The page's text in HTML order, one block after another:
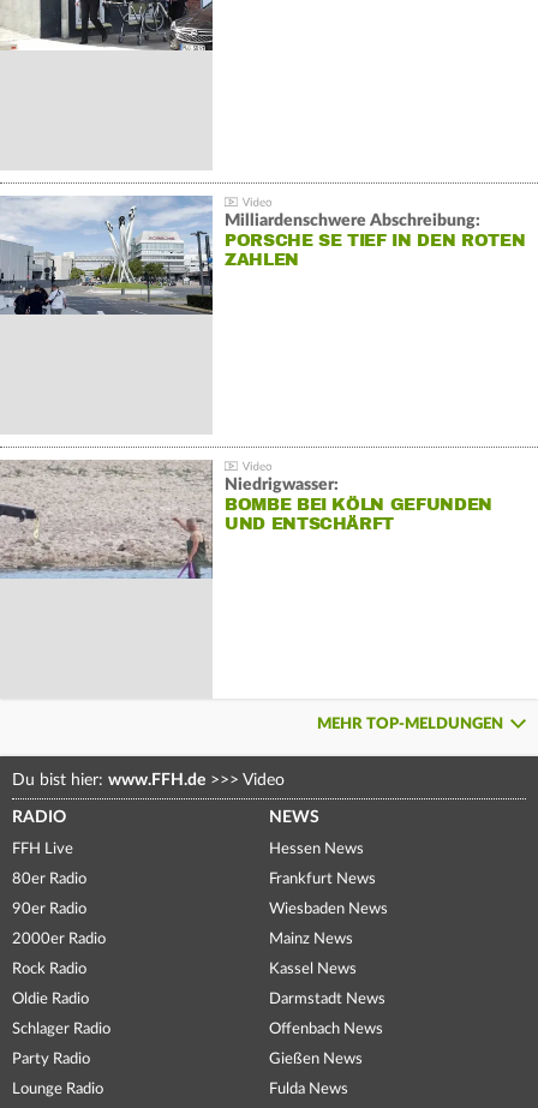
Milliardenschwere Abschreibung:
PORSCHE SE TIEF IN DEN ROTEN
ZAHLEN
Niedrigwasser:
BOMBE BEI KÖLN GEFUNDEN
UND ENTSCHÄRFT
MEHR TOP-MELDUNGEN
Du bist hier: www.FFH.de >>> Video
RADIO
FFH Live
80er Radio
90er Radio
2000er Radio
Rock Radio
Oldie Radio
Schlager Radio
Party Radio
Lounge Radio
NEWS
Hessen News
Frankfurt News
Wiesbaden News
Mainz News
Kassel News
Darmstadt News
Offenbach News
Gießen News
Fulda News